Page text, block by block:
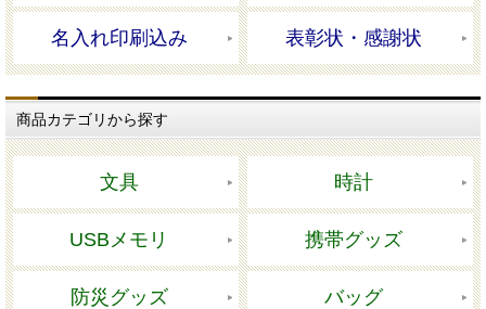
名入れ印刷込み 表彰状・感謝状
商品カテゴリから探す
文具 時計
USBメモリ 携帯グッズ
防災グッズ バッグ